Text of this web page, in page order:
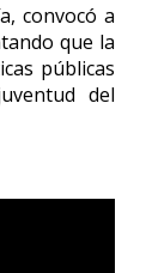
convocó a
que la
públicas
del